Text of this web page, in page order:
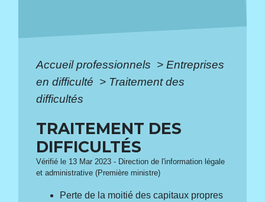
Accueil professionnels > Entreprises
en difficulté > Traitement des
difficultés
TRAITEMENT DES
DIFFICULTÉS
Vérifié le 13 Mar 2023 - Direction de l'information légale
et administrative (Première ministre)
Perte de la moitié des capitaux propres